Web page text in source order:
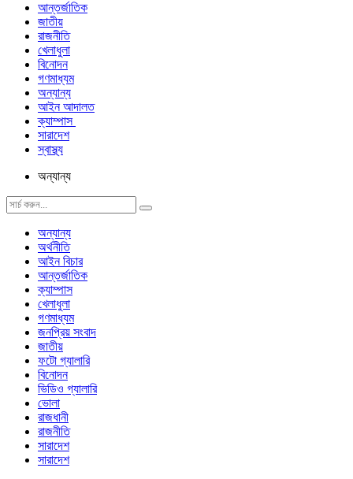
আন্তর্জাতিক
জাতীয়
রাজনীতি
খেলাধুলা
বিনোদন
গণমাধ্যম
অন্যান্য
আইন আদালত
ক্যাম্পাস
সারাদেশ
স্বাস্থ্য
অন্যান্য
অন্যান্য
অর্থনীতি
আইন বিচার
আন্তর্জাতিক
ক্যাম্পাস
খেলাধুলা
গণমাধ্যম
জনপ্রিয় সংবাদ
জাতীয়
ফটো গ্যালারি
বিনোদন
ভিডিও গ্যালারি
ভোলা
রাজধানী
রাজনীতি
সারাদেশ
সারাদেশ